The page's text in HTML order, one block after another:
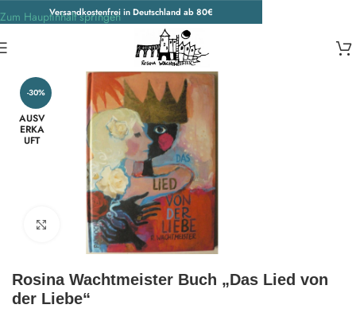
Versandkostenfrei in Deutschland ab 80€
Zum Hauptinhalt springen
Accessoires
-30%
AUSV
ERKA
UFT
Zum Vergrößern klicken
Rosina Wachtmeister Buch „Das Lied von
der Liebe“